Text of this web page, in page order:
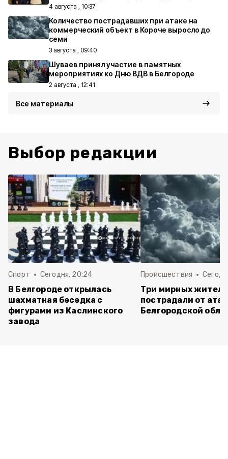
4 августа , 10:37
Количество пострадавших при атаке на
коммерческий объект в Короче выросло до
семи
3 августа , 09:40
Шуваев принял участие в памятных
мероприятиях ко Дню ВДВ в Белгороде
2 августа , 12:41
Все материалы
Выбор редакции
Спорт Сегодня, 20:24
В Белгороде открылась
шахматная беседка с
фигурами из Каслинского
завода
Происшествия
Три мирных жителя
пострадали от
Белгородской